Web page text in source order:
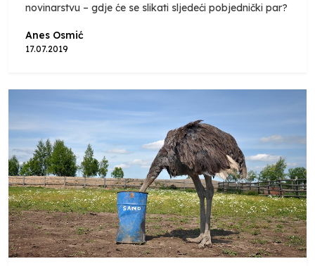
novinarstvu – gdje će se slikati sljedeći pobjednički par?
Anes Osmić
17.07.2019